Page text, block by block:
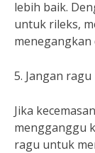
lebih baik.
untuk rileks,
5. Jangan
Jika
mengganggu
ragu untuk